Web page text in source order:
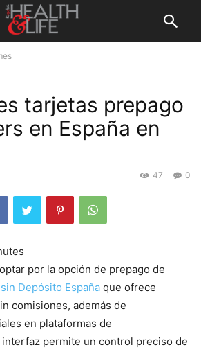
tarjetas prepago
en España en
0
47
por la opción de prepago de
Depósito España que ofrece
comisiones, además de
en plataformas de
permite un control preciso de